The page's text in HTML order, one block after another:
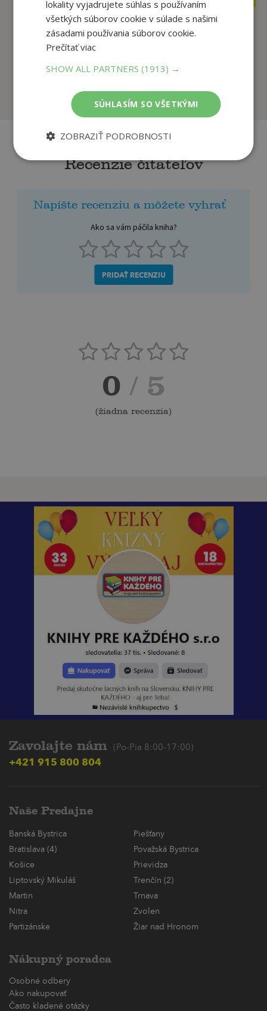
Elektronická
darčeková poukážka
autor neuvedený autor neuvedený
Na sklade
Recenzie čitateľov
Napíšte recenziu a môžete vyhrať
Ako sa vám páčila kniha?
PRIDAŤ RECENZIU
0 / 5
(žiadna recenzia)
Zavolajte nám (Po-Pia 8:00-17:00)
+421 915 800 804
Naše Predajne
Banská Bystrica
Piešťany
Bratislava (4)
Považská Bystrica
Košice
Prievidza
Liptovský Mikuláš
Trenčín (2)
Martin
Trnava
Nitra
Zvolen
Partizánske
Žiar nad Hronom
Nákupný poradca
Osobné odbery
Ako nakupovať
Často kladené otázky
lokality vyjadrujete súhlas s používaním
všetkých súborov cookie v súlade s našimi
zásadami používania súborov cookie.
Prečítať viac
SHOW ALL PARTNERS(1913) →
SÚHLASÍM SO VŠETKÝMI
ZOBRAZIŤ PODROBNOSTI